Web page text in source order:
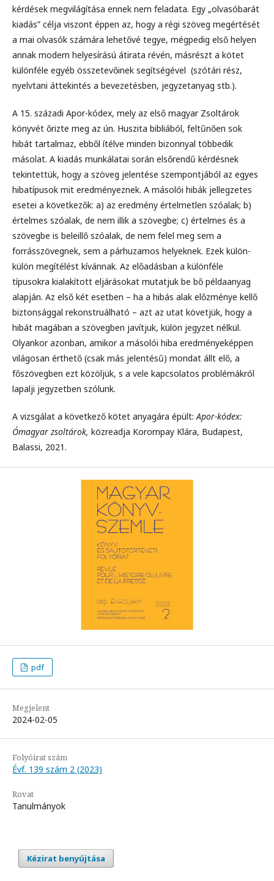
kérdések megvilágítása ennek nem feladata. Egy „olvasóbarát
kiadás” célja viszont éppen az, hogy a régi szöveg megértését
a mai olvasók számára lehetővé tegye, mégpedig első helyen
annak modern helyesírású átirata révén, másrészt a kötet
különféle egyéb összetevőinek segítségével (szótári rész,
nyelvtani áttekintés a bevezetésben, jegyzetanyag stb.).
A 15. századi Apor-kódex, mely az első magyar Zsoltárok
könyvét őrizte meg az ún. Huszita bibliából, feltűnően sok
hibát tartalmaz, ebből ítélve minden bizonnyal többedik
másolat. A kiadás munkálatai során elsőrendű kérdésnek
tekintettük, hogy a szöveg jelentése szempontjából az egyes
hibatípusok mit eredményeznek. A másolói hibák jellegzetes
esetei a következők: a) az eredmény értelmetlen szóalak; b)
értelmes szóalak, de nem illik a szövegbe; c) értelmes és a
szövegbe is beleillő szóalak, de nem felel meg sem a
forrásszövegnek, sem a párhuzamos helyeknek. Ezek külön-
külön megítélést kívánnak. Az előadásban a különféle
típusokra kialakított eljárásokat mutatjuk be bő példaanyag
alapján. Az első két esetben – ha a hibás alak előzménye kellő
biztonsággal rekonstruálható – azt az utat követjük, hogy a
hibát magában a szövegben javítjuk, külön jegyzet nélkül.
Olyankor azonban, amikor a másolói hiba eredményeképpen
világosan érthető (csak más jelentésű) mondat állt elő, a
főszövegben ezt közöljük, s a vele kapcsolatos problémákról
lapalji jegyzetben szólunk.
A vizsgálat a következő kötet anyagára épült:Apor-kódex:
Ómagyar zsoltárok, közreadja Korompay Klára, Budapest,
Balassi, 2021.
pdf
Megjelent
2024-02-05
Folyóirat szám
Évf. 139 szám 2 (2023)
Rovat
Tanulmányok
Kézirat benyújtása